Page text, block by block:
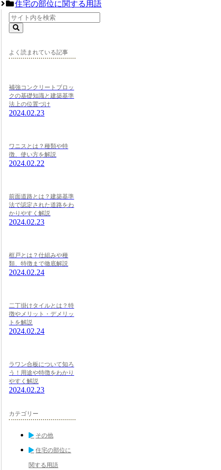
住宅の部位に関する用語
よく読まれている記事
補強コンクリートブロッ
クの基礎知識と建築基準
法上の位置づけ
2024.02.23
ワニスとは？種類や特
徴、使い方を解説
2024.02.22
前面道路とは？建築基準
法で認定された道路をわ
かりやすく解説
2024.02.23
框戸とは？仕組みや種
類、特徴まで徹底解説
2024.02.24
二丁掛けタイルとは？特
徴やメリット・デメリッ
トを解説
2024.02.24
ラワン合板について知ろ
う！用途や特徴をわかり
やすく解説
2024.02.23
カテゴリー
その他
住宅の部位に
関する用語